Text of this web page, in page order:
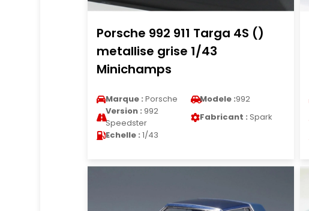
Porsche 992 911 Targa 4S ()
metallise grise 1/43
Minichamps
Marque : Porsche Modele :992
Version : 992
Speedster
Fabricant : Spark
Echelle : 1/43